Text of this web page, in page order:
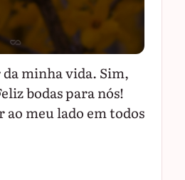
minha vida. Sim,
bodas para nós!
ao meu lado em todos